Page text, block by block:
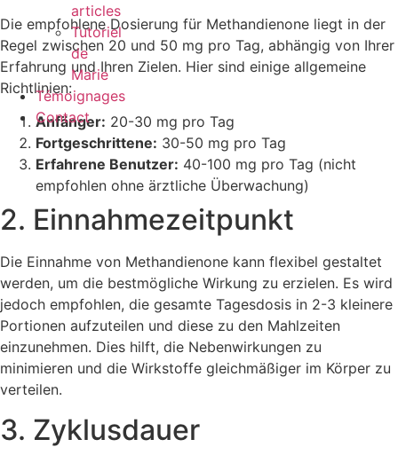
articles
Tutoriel
de
Marie
Témoignages
Contact
Die empfohlene Dosierung für Methandienone liegt in der
Regel zwischen 20 und 50 mg pro Tag, abhängig von Ihrer
Erfahrung und Ihren Zielen. Hier sind einige allgemeine
Richtlinien:
Anfänger: 20-30 mg pro Tag
Fortgeschrittene: 30-50 mg pro Tag
Erfahrene Benutzer: 40-100 mg pro Tag (nicht
empfohlen ohne ärztliche Überwachung)
2. Einnahmezeitpunkt
Die Einnahme von Methandienone kann flexibel gestaltet
werden, um die bestmögliche Wirkung zu erzielen. Es wird
jedoch empfohlen, die gesamte Tagesdosis in 2-3 kleinere
Portionen aufzuteilen und diese zu den Mahlzeiten
einzunehmen. Dies hilft, die Nebenwirkungen zu
minimieren und die Wirkstoffe gleichmäßiger im Körper zu
verteilen.
3. Zyklusdauer